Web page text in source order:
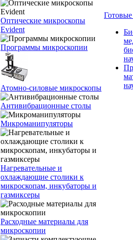
Оптические микроскопы
Evident
Программы микроскопии
Атомно-силовые микроскопы
Антивибрационные столы
Микроманипуляторы
Нагревательные и
охлаждающие столики к
микроскопам, инкубаторы и
газмиксеры
Расходные материалы для
микроскопии